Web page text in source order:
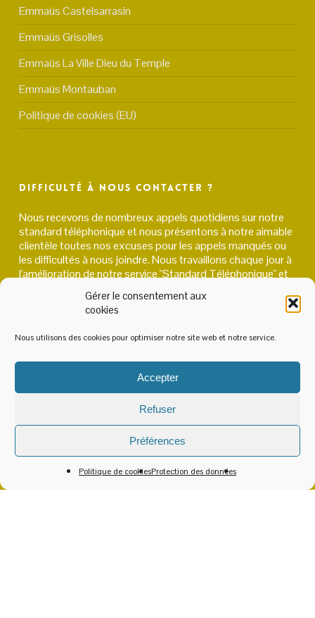
Gérer le consentement aux
cookies
Nous utilisons des cookies pour optimiser notre site web et notre service.
Accepter
Refuser
Préférences
Politique de cookiesProtection des données
Emmaüs Castelsarrasin
Emmaüs Grisolles
Emmaüs La Ville Dieu du Temple
Emmaüs Montauban
Politique de cookies (EU)
Difficulté à nous contacter ?
Nous recevons de nombreux appels quotidiens sur notre
standard téléphonique et nous présentons à notre aimable
clientèle toutes nos excuses pour les appels manqués ou
les difficultés à nous joindre. Nous travaillons chaque jour à
l'amélioration de notre service "Standard Téléphonique" et
ou joignez nous par email.
Contactez Emmaüs 82 par email